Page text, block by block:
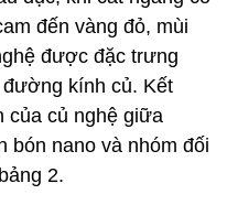
đến vàng đỏ, mùi
được đặc trưng
kính củ. Kết
của củ nghệ giữa
bón nano và nhóm đối
2.